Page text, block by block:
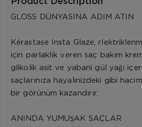
GLOSS DÜNYASINA ADIM ATIN
Kérastase Insta Glaze,
için parlaklık veren saç bakım
glikolik asit ve yabani gül yağı
saçlarınıza hayalinizdeki gibi
bir görünüm kazandırır.
ANINDA YUMUŞAK SAÇLAR